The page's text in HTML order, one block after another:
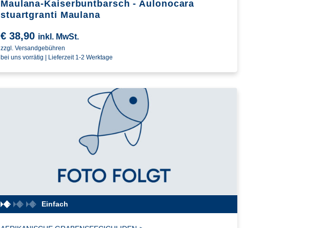
Maulana-Kaiserbuntbarsch - Aulonocara
stuartgranti Maulana
€38,90 inkl. MwSt.
zzgl. Versandgebühren
bei uns vorrätig | Lieferzeit 1-2 Werktage
Einfach